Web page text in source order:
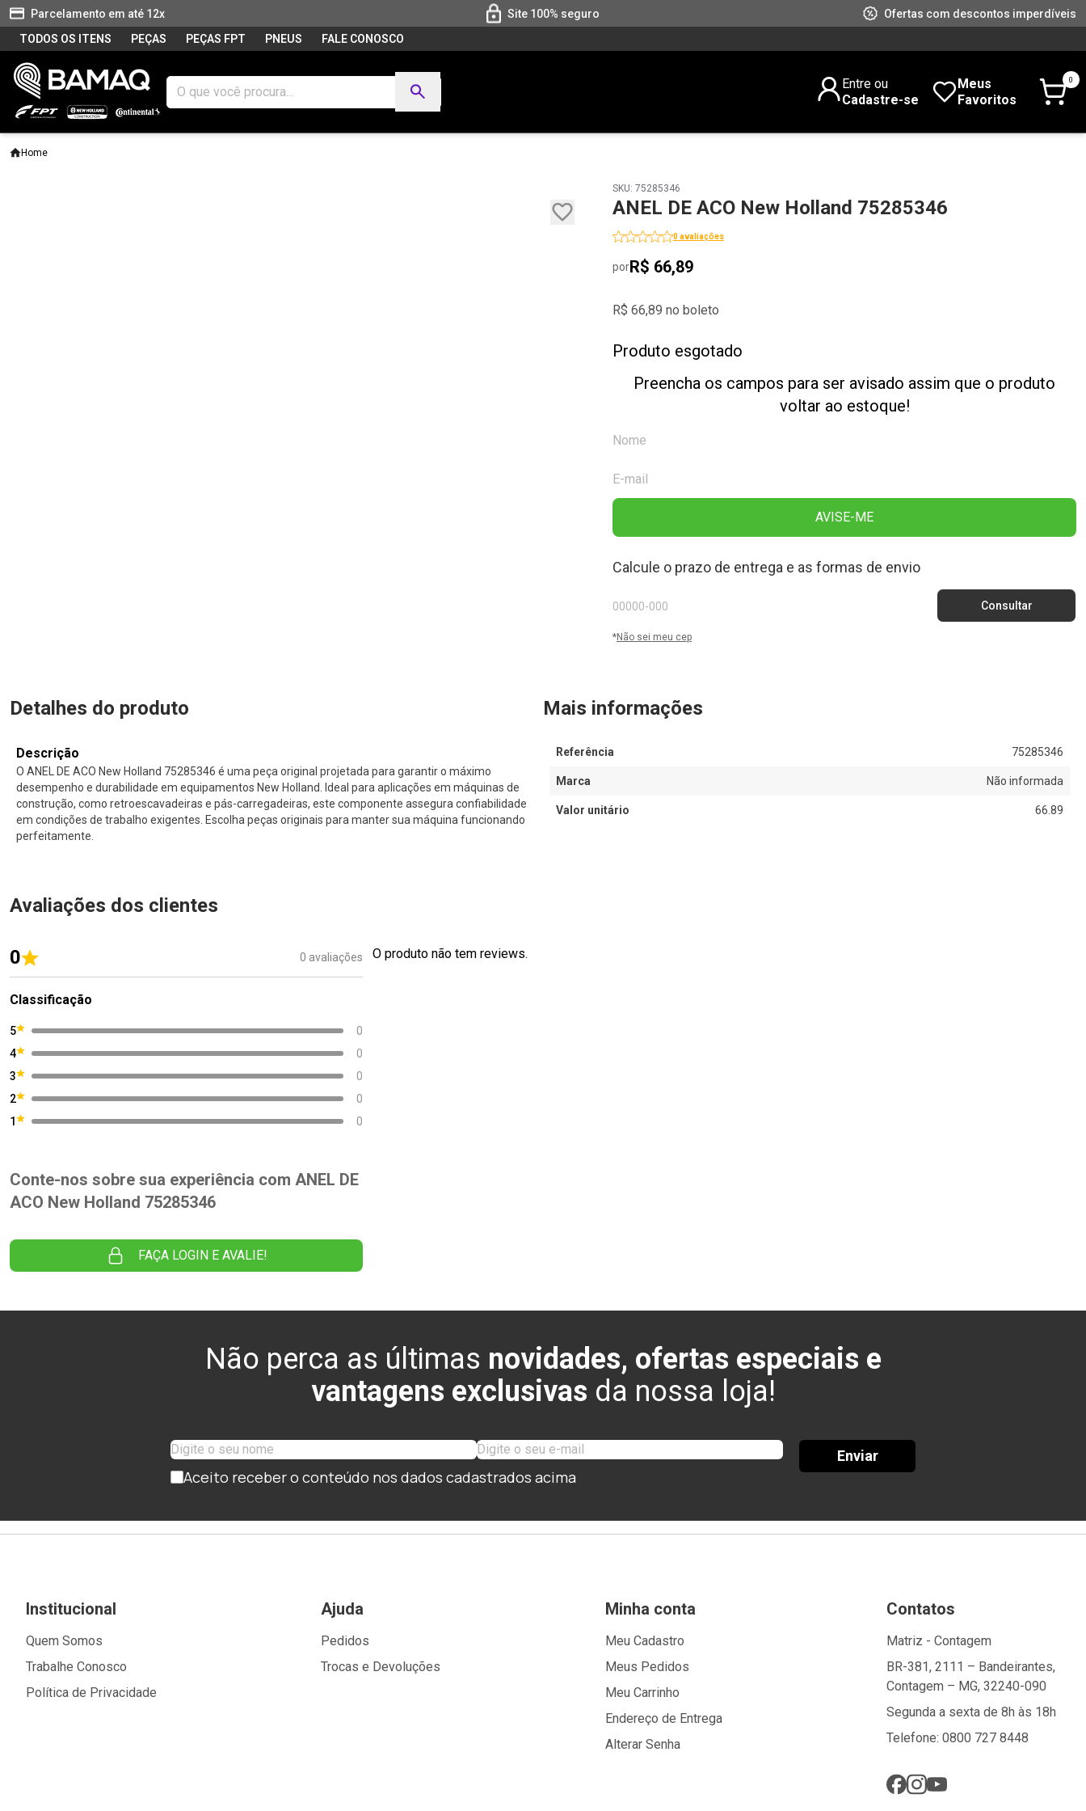
Parcelamento em até 12x Site 100% seguro
Ofertas com descontos imperdíveis
TODOS OS ITENS
PEÇAS PEÇAS FPT PNEUS FALE CONOSCO
Entre ou
Cadastre-se
Meus
Favoritos
0
Home
SKU: 75285346
ANEL DE ACO New Holland 75285346
0 avaliações
porR$ 66,89
R$ 66,89 no boleto
Produto esgotado
Preencha os campos para ser avisado assim que o produto
voltar ao estoque!
AVISE-ME
Calcule o prazo de entrega e as formas de envio
*Não sei meu cep
Detalhes do produto
Descrição
O ANEL DE ACO New Holland 75285346 é uma peça original projetada para garantir o máximo
desempenho e durabilidade em equipamentos New Holland. Ideal para aplicações em máquinas de
construção, como retroescavadeiras e pás-carregadeiras, este componente assegura confiabilidade
em condições de trabalho exigentes. Escolha peças originais para manter sua máquina funcionando
perfeitamente.
Mais informações
Referência 75285346
Marca Não informada
Valor unitário 66.89
Avaliações dos clientes
0 0 avaliações
Classificação
5
0
4
0
3
0
2
0
1
0
Conte-nos sobre sua experiência com ANEL DE
ACO New Holland 75285346
FAÇA LOGIN E AVALIE!
O produto não tem reviews.
Não perca as últimas novidades, ofertas especiais e
vantagens exclusivas da nossa loja!
Aceito receber o conteúdo nos dados cadastrados acima
Enviar
Institucional
Quem Somos
Trabalhe Conosco
Política de Privacidade
Ajuda
Pedidos
Trocas e Devoluções
Minha conta
Meu Cadastro
Meus Pedidos
Meu Carrinho
Endereço de Entrega
Alterar Senha
Contatos
Matriz - Contagem
BR-381, 2111 – Bandeirantes,
Contagem – MG, 32240-090
Segunda a sexta de 8h às 18h
Telefone: 0800 727 8448